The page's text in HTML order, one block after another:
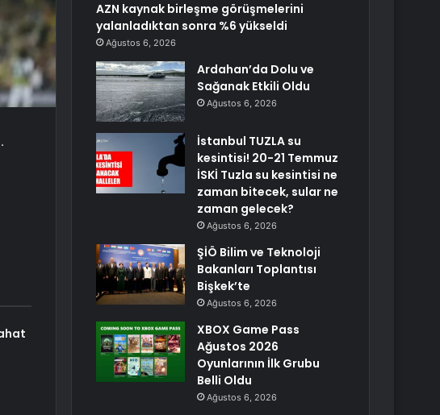
AZN kaynak birleşme görüşmelerini
yalanladıktan sonra %6 yükseldi
Ağustos 6, 2026
Ardahan’da Dolu ve
Sağanak Etkili Oldu
Ağustos 6, 2026
İstanbul TUZLA su
kesintisi! 20-21 Temmuz
İSKİ Tuzla su kesintisi ne
zaman bitecek, sular ne
zaman gelecek?
Ağustos 6, 2026
ŞİÖ Bilim ve Teknoloji
Bakanları Toplantısı
Bişkek’te
Ağustos 6, 2026
XBOX Game Pass
Ağustos 2026
Oyunlarının İlk Grubu
Belli Oldu
Ağustos 6, 2026